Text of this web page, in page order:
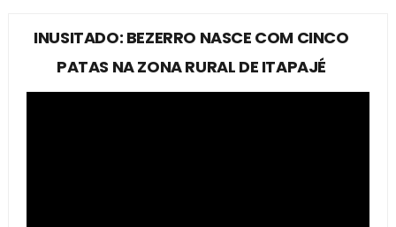
INUSITADO: BEZERRO NASCE COM CINCO
PATAS NA ZONA RURAL DE ITAPAJÉ